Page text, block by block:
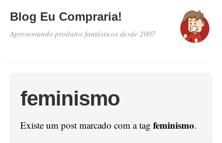
Blog Eu Compraria!
Apresentando produtos fantásticos desde 2007
feminismo
Existe um post marcado com a tag feminismo.